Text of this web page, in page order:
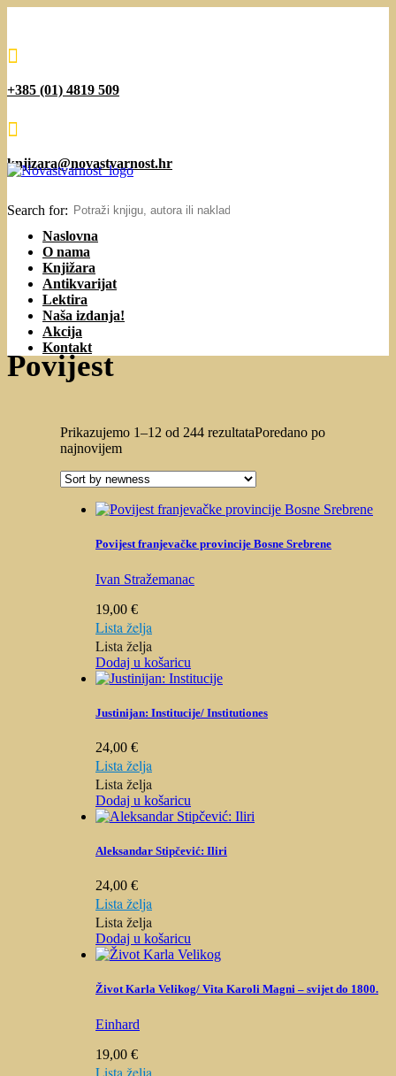

+385 (01) 4819 509

knjizara@novastvarnost.hr
Search for:
Naslovna
O nama
Knjižara
Antikvarijat
Lektira
Naša izdanja!
Akcija
Kontakt
Povijest
Prikazujemo 1–12 od 244 rezultataPoredano po
najnovijem
Povijest franjevačke provincije Bosne Srebrene
Ivan Stražemanac
19,00 €
Lista želja
Lista želja
Dodaj u košaricu
Justinijan: Institucije/ Institutiones
24,00 €
Lista želja
Lista želja
Dodaj u košaricu
Aleksandar Stipčević: Iliri
24,00 €
Lista želja
Lista želja
Dodaj u košaricu
Život Karla Velikog/ Vita Karoli Magni – svijet do 1800.
Einhard
19,00 €
Lista želja